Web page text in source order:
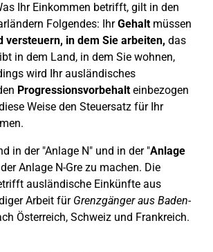
Ihr Einkommen betrifft, gilt in den
Folgendes: IhrGehaltmüssen
versteuern, in dem Sie arbeiten, das
in dem Land, in dem Sie wohnen,
wird Ihr ausländisches
Progressionsvorbehalteinbezogen
Weise den Steuersatz für Ihr
in der "Anlage N" und in der "Anlage
Anlage N-Gre zu machen. Die
ausländische Einkünfte aus
Arbeit für Grenzgänger aus Baden-
Österreich, Schweiz und Frankreich.